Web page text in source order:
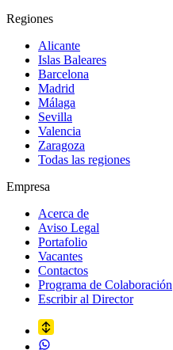
Regiones
Alicante
Islas Baleares
Barcelona
Madrid
Málaga
Sevilla
Valencia
Zaragoza
Todas las regiones
Empresa
Acerca de
Aviso Legal
Portafolio
Vacantes
Contactos
Programa de Colaboración
Escribir al Director